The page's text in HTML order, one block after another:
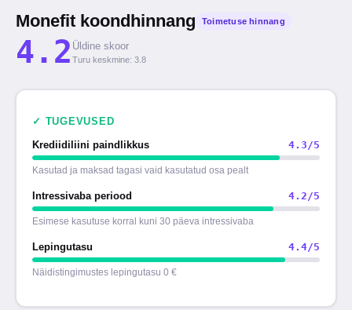
Monefit koondhinnang Toimetuse hinnang
4.2 Üldine skoor
Turu keskmine: 3.8
✓ TUGEVUSED
Krediidiliini paindlikkus
4.3/5
Kasutad ja maksad tagasi vaid kasutatud osa pealt
Intressivaba periood 4.2/5
Esimese kasutuse korral kuni 30 päeva intressivaba
Lepingutasu 4.4/5
Näidistingimustes lepingutasu 0 €